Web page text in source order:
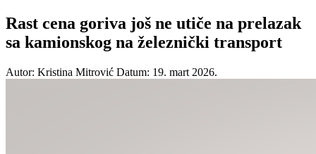
Rast cena goriva još ne utiče na prelazak
sa kamionskog na železnički transport
Autor: Kristina Mitrović Datum: 19. mart 2026.